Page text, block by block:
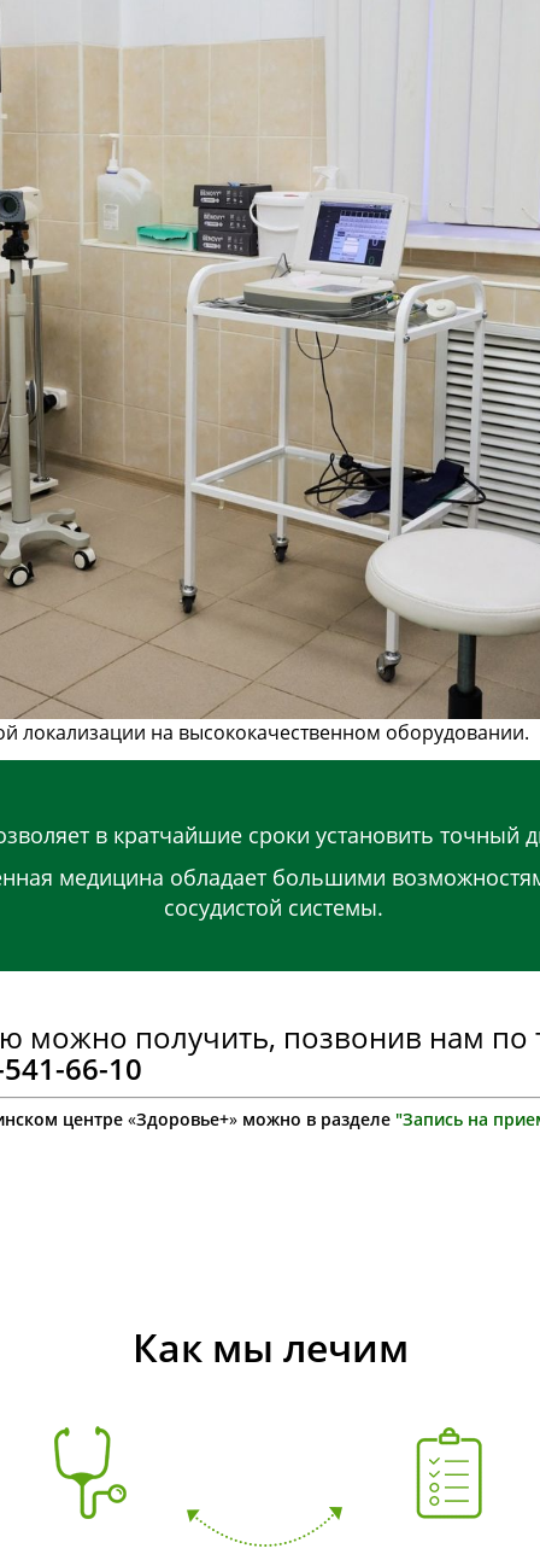
локализации на высококачественном оборудовании.
в кратчайшие сроки установить точный
медицина обладает большими
сосудистой системы.
можно получить, позвонив нам по
66-10
центре «Здоровье+» можно в разделе "Запись на
Как мы лечим